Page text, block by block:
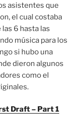
asistentes que
el cual costaba
6 hasta las
música para los
si hubo una
dieron algunos
como el
Draft – Part 1